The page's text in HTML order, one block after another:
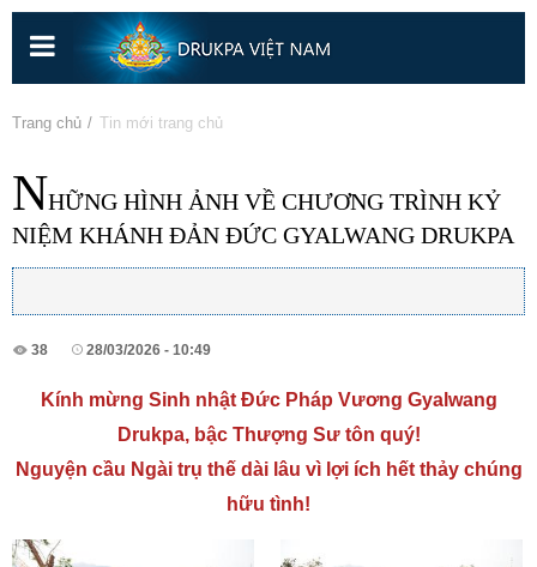
Nhảy
nội
dung
Trang chủ » Tin mới trang chủ
NHỮNG HÌNH ẢNH VỀ CHƯƠNG TRÌNH KỶ
NIỆM KHÁNH ĐẢN ĐỨC GYALWANG DRUKPA
38 28/03/2026 - 10:49
Kính mừng Sinh nhật Đức Pháp Vương Gyalwang
Drukpa, bậc Thượng Sư tôn quý!
Nguyện cầu Ngài trụ thế dài lâu vì lợi ích hết thảy chúng
hữu tình!